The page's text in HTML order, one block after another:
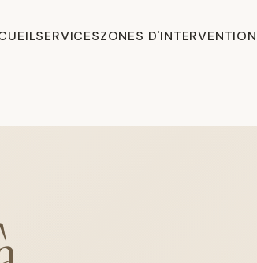
SERVICESZONES D'INTERVENTION